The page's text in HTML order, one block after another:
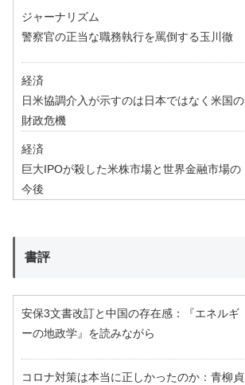
ジャーナリズム
警察官の正当な職務執行を罵倒する玉川徹
経済
日米協調介入が示すのは日本ではなく米国の
財政危機
経済
巨大IPOが殺した米株市場と世界金融市場の
今後
書評
安保3文書改訂と中国の存在感：『エネルギ
ーの地政学』を読みながら
コロナ対策は本当に正しかったのか：青柳貞